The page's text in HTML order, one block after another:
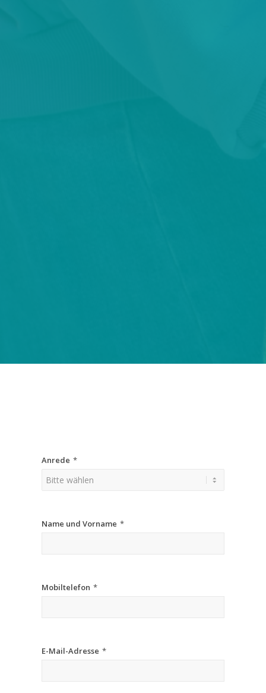
Anrede *
Name und Vorname *
Mobiltelefon *
E-Mail-Adresse *